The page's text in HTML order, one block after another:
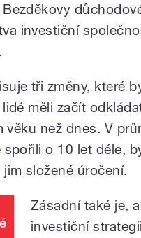
investiční
tři změny, které
měli začít
věku než dnes. V
o 10 let déle,
složené úročení.
Zásadní také je,
investiční